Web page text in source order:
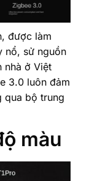
được làm
nổ, sử nguồn
nhà ở Việt
3.0 luôn đảm
qua bộ trung
màu